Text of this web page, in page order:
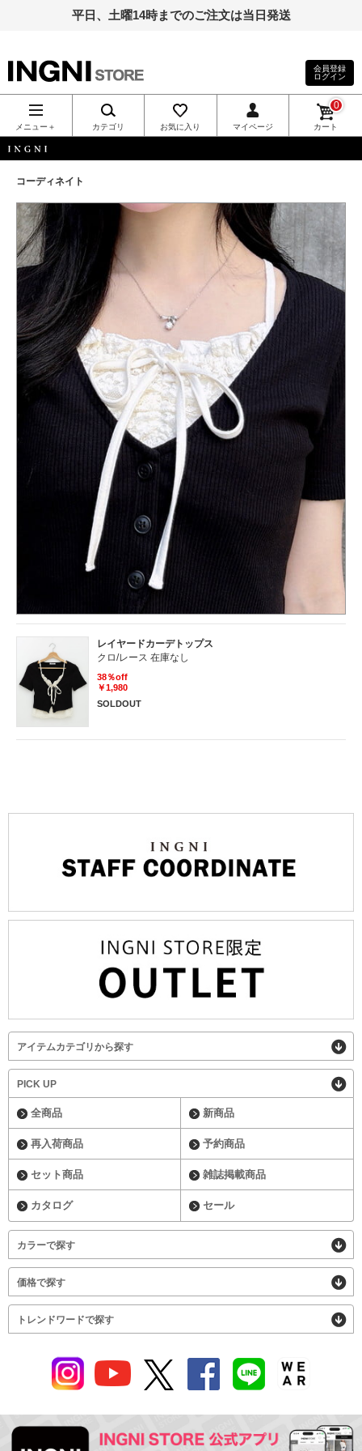
平日、土曜14時までのご注文は当日発送
INGNI（イン
グ）公式通
販｜INGNI
STORE
会員登録
ログイン
メニュー＋ カテゴリ お気に入り マイページ カート
0
コーディネイト
レイヤードカーデトップス
クロ/レース 在庫なし
38％off
￥1,980
SOLDOUT
アイテムカテゴリから探す
PICK UP
全商品 新商品
再入荷商品 予約商品
セット商品 雑誌掲載商品
カタログ セール
カラーで探す
価格で探す
トレンドワードで探す